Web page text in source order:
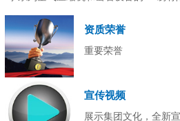
的专业机构。产品广泛应用于工
业气源、各类矿山开采和工程项
目建设。企业以技术开发为核
心，...
资质荣誉
重要荣誉
宣传视频
展示集团文化，全新